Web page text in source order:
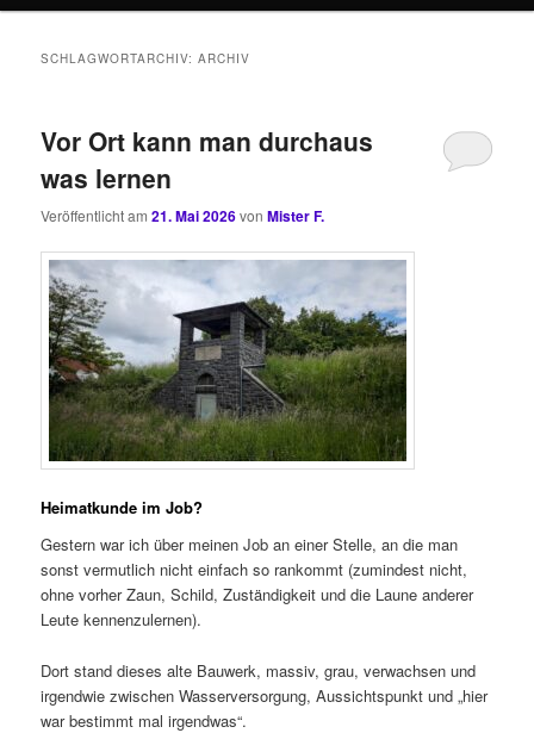
SCHLAGWORTARCHIV:ARCHIV
Vor Ort kann man durchaus
was lernen
Veröffentlicht am21. Mai 2026vonMister F.
Heimatkunde im Job?
Gestern war ich über meinen Job an einer Stelle, an die man
sonst vermutlich nicht einfach so rankommt (zumindest nicht,
ohne vorher Zaun, Schild, Zuständigkeit und die Laune anderer
Leute kennenzulernen).
Dort stand dieses alte Bauwerk, massiv, grau, verwachsen und
irgendwie zwischen Wasserversorgung, Aussichtspunkt und „hier
war bestimmt mal irgendwas“.